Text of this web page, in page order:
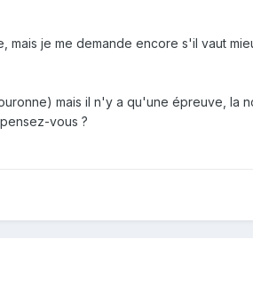
mais je me demande encore s'il vaut
mais il n'y a qu'une épreuve, la
vous ?